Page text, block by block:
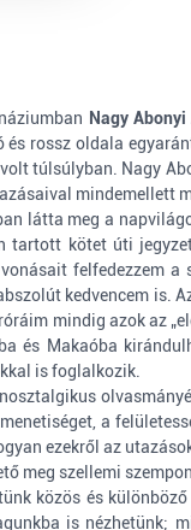
Nagy
rossz oldala
túlsúlyban. Nagy
mindemellett
látta meg a
tartott kötet úti
felfedezzem
kedvencem is.
mindig azok az
és Makaóba
is foglalkozik.
a
ezekről az
meg szellemi
közös és
is nézhetünk;